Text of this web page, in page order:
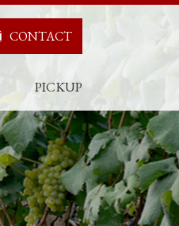
CONTACT
PICKUP